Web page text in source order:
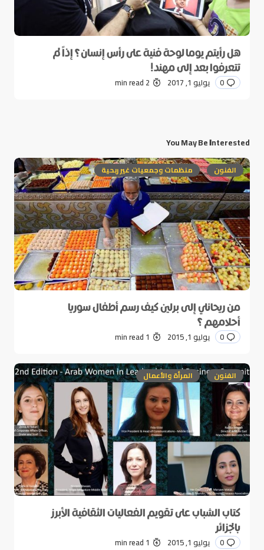
هل رأيتم يوما لوحة فنية على رأس إنسان؟ إذاً لم
تتعرفوا بعد إلى مهند!
0 يوليو 1, 2017 2 min read
You May Be Interested
الفنون منظمات وجمعيات غير ربحية
من ريحانلي إلى برلين كيف رسم أطفال سوريا
أحلامهم ؟
0 يوليو 1, 2015 1 min read
الفنون المرأة والأعمال
كتاب الشباب على تقويم الفعاليات الثقافية الأبرز
بالجزائر
0 يوليو 1, 2015 1 min read